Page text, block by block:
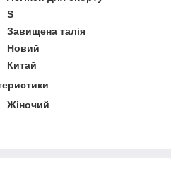
S
Завищена талія
Новий
Китай
Жіночий